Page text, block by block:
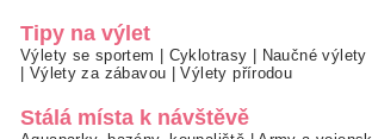
Tipy na výlet
Výlety se sportem Cyklotrasy Naučné výlety
Výlety za zábavou |Výlety přírodou
Stálá místa k návštěvě